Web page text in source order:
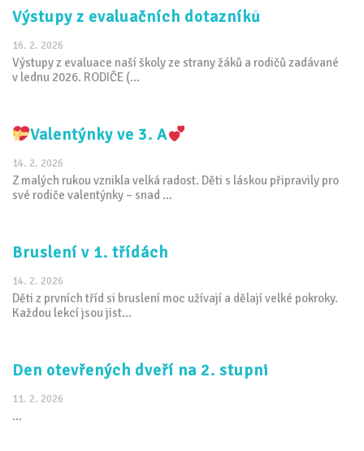
Výstupy z evaluačních dotazníků
16. 2. 2026
Výstupy z evaluace naší školy ze strany žáků a rodičů zadávané
v lednu 2026. RODIČE (...
Valentýnky ve 3. A
14. 2. 2026
Z malých rukou vznikla velká radost. Děti s láskou připravily pro
své rodiče valentýnky – snad ...
Bruslení v 1. třídách
14. 2. 2026
Děti z prvních tříd si bruslení moc užívají a dělají velké pokroky.
Každou lekcí jsou jist...
Den otevřených dveří na 2. stupni
11. 2. 2026
...